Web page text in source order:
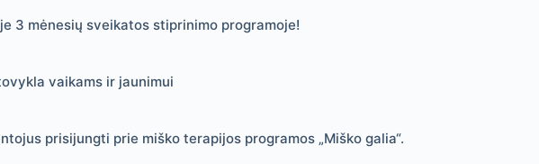
3 mėnesių sveikatos stiprinimo programoje!
vaikams ir jaunimui
prisijungti prie miško terapijos programos „Miško galia“.